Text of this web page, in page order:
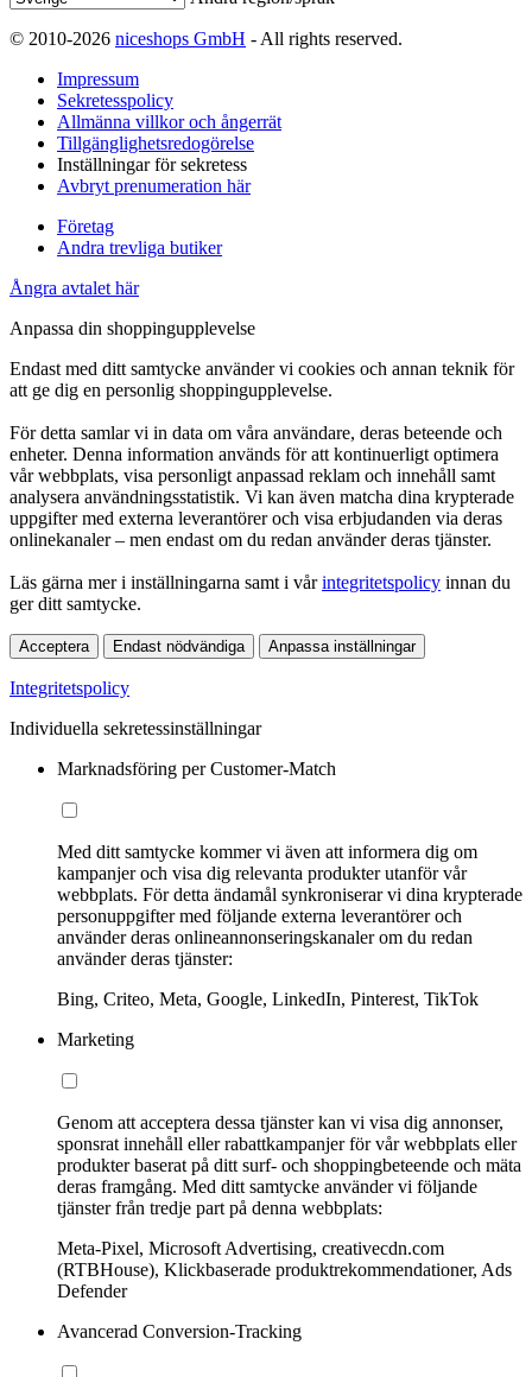
© 2010-2026 niceshops GmbH - All rights reserved.
Impressum
Sekretesspolicy
Allmänna villkor och ångerrät
Tillgänglighetsredogörelse
Inställningar för sekretess
Avbryt prenumeration här
Företag
Andra trevliga butiker
Ångra avtalet här
Anpassa din shoppingupplevelse
Endast med ditt samtycke använder vi cookies och annan teknik för
att ge dig en personlig shoppingupplevelse.
För detta samlar vi in data om våra användare, deras beteende och
enheter. Denna information används för att kontinuerligt optimera
vår webbplats, visa personligt anpassad reklam och innehåll samt
analysera användningsstatistik. Vi kan även matcha dina krypterade
uppgifter med externa leverantörer och visa erbjudanden via deras
onlinekanaler – men endast om du redan använder deras tjänster.
Läs gärna mer i inställningarna samt i vårintegritetspolicy innan du
ger ditt samtycke.
Acceptera Endast nödvändiga Anpassa inställningar
Integritetspolicy
Individuella sekretessinställningar
Marknadsföring per Customer-Match
Med ditt samtycke kommer vi även att informera dig om
kampanjer och visa dig relevanta produkter utanför vår
webbplats. För detta ändamål synkroniserar vi dina krypterade
personuppgifter med följande externa leverantörer och
använder deras onlineannonseringskanaler om du redan
använder deras tjänster:
Bing, Criteo, Meta, Google, LinkedIn, Pinterest, TikTok
Marketing
Genom att acceptera dessa tjänster kan vi visa dig annonser,
sponsrat innehåll eller rabattkampanjer för vår webbplats eller
produkter baserat på ditt surf- och shoppingbeteende och mäta
deras framgång. Med ditt samtycke använder vi följande
tjänster från tredje part på denna webbplats:
Meta-Pixel, Microsoft Advertising, creativecdn.com
(RTBHouse), Klickbaserade produktrekommendationer, Ads
Defender
Avancerad Conversion-Tracking